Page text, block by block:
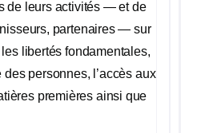
de leurs activités — et de
partenaires — sur
libertés fondamentales,
des personnes, l’accès aux
premières ainsi que